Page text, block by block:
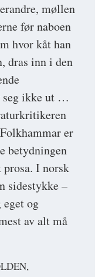
møllen
før naboen
hvor kåt han
dras inn i den
seg ikke ut …
er
betydningen
prosa. I norsk
sidestykke –
eget og
av alt må